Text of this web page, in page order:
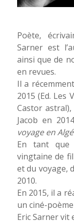
Poète,
Sarner est
ainsi que de
en revues.
Il a
2015 (Ed. Les
Castor astral)
Jacob en
voyage en
En tant que
vingtaine de
et du voyage,
2010.
En 2015, il a
un ciné-
Eric Sarner vit